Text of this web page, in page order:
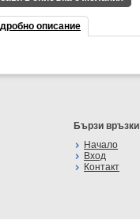
описание
Бързи връзки
Начало
Вход
Контакт